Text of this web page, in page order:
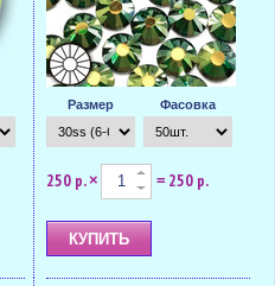
Размер Фасовка
250 р.× = 250 р.